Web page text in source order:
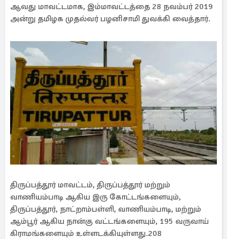
ஆவது மாவட்டமாக, இம்மாவட்டத்தை 28 நவம்பர் 2019
அன்று தமிழக முதல்வர் பழனிசாமி துவக்கி வைத்தார்.
திருப்பத்தூர் மாவட்டம், திருப்பத்தூர் மற்றும்
வாணியம்பாடி ஆகிய இரு கோட்டங்களையும்,
திருப்பத்தூர், நாட்றாம்பள்ளி, வாணியம்பாடி, மற்றும்
ஆம்பூர் ஆகிய நான்கு வட்டங்களையும், 195 வருவாய்
கிராமங்களையும் உள்ளடக்கியுள்ளது.208